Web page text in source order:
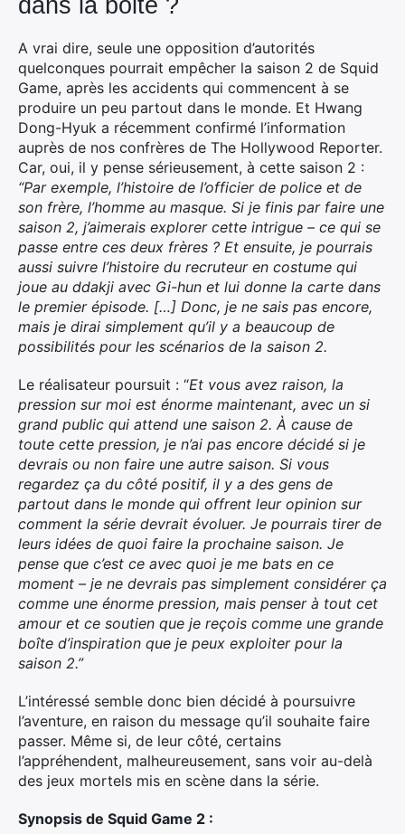
dans la boite ?
A vrai dire, seule une opposition d’autorités
quelconques pourrait empêcher la saison 2 de Squid
Game, après les accidents qui commencent à se
produire un peu partout dans le monde. Et Hwang
Dong-Hyuk a récemment confirmé l’information
auprès de nos confrères de The Hollywood Reporter.
Car, oui, il y pense sérieusement, à cette saison 2 :
“Par exemple, l’histoire de l’officier de police et de
son frère, l’homme au masque. Si je finis par faire une
saison 2, j’aimerais explorer cette intrigue – ce qui se
passe entre ces deux frères ? Et ensuite, je pourrais
aussi suivre l’histoire du recruteur en costume qui
joue au ddakji avec Gi-hun et lui donne la carte dans
le premier épisode. […] Donc, je ne sais pas encore,
mais je dirai simplement qu’il y a beaucoup de
possibilités pour les scénarios de la saison 2.
Le réalisateur poursuit : “Et vous avez raison, la
pression sur moi est énorme maintenant, avec un si
grand public qui attend une saison 2. À cause de
toute cette pression, je n’ai pas encore décidé si je
devrais ou non faire une autre saison. Si vous
regardez ça du côté positif, il y a des gens de
partout dans le monde qui offrent leur opinion sur
comment la série devrait évoluer. Je pourrais tirer de
leurs idées de quoi faire la prochaine saison. Je
pense que c’est ce avec quoi je me bats en ce
moment – je ne devrais pas simplement considérer ça
comme une énorme pression, mais penser à tout cet
amour et ce soutien que je reçois comme une grande
boîte d’inspiration que je peux exploiter pour la
saison 2.”
L’intéressé semble donc bien décidé à poursuivre
l’aventure, en raison du message qu’il souhaite faire
passer. Même si, de leur côté, certains
l’appréhendent, malheureusement, sans voir au-delà
des jeux mortels mis en scène dans la série.
Synopsis de Squid Game 2 :